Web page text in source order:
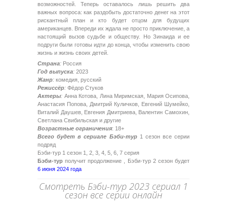
возможностей. Теперь оставалось лишь решить два
важных вопроса: как раздобыть достаточно денег на этот
рискантный план и кто будет отцом для будущих
американцев. Впереди их ждала не просто приключение, а
настоящий вызов судьбе и обществу. Но Зинаида и ее
подруги были готовы идти до конца, чтобы изменить свою
жизнь и жизнь своих детей.
Страна: Россия
Год выпуска: 2023
Жанр: комедия, русский
Режиссёр: Фёдор Стуков
Актеры: Анна Котова, Лина Миримская, Мария Осипова,
Анастасия Попова, Дмитрий Куличков, Евгений Шумейко,
Виталий Даушев, Евгения Дмитриева, Валентин Самохин,
Светлана Свибильская и другие
Возрастные ограничения: 18+
Всего будет в сериале Бэби-тур1 сезон все серии
подряд
Бэби-тур 1 сезон 1, 2, 3, 4, 5, 6, 7 серия
Бэби-тур получит продолжение , Бэби-тур 2 сезон будет
6 июня 2024 года
Смотреть Бэби-тур 2023 сериал 1
сезон все серии онлайн